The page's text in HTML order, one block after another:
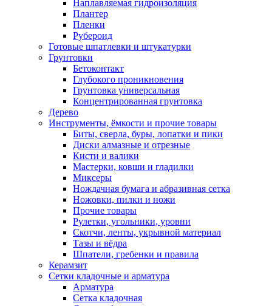
Наплавляемая гидроизоляция
Плантер
Пленки
Рубероид
Готовые шпатлевки и штукатурки
Грунтовки
Бетоконтакт
Глубокого проникновения
Грунтовка универсальная
Концентрированная грунтовка
Дерево
Инструменты, ёмкости и прочие товары
Биты, сверла, буры, лопатки и пики
Диски алмазные и отрезные
Кисти и валики
Мастерки, ковши и гладилки
Миксеры
Нождачная бумага и абразивная сетка
Ножовки, пилки и ножи
Прочие товары
Рулетки, угольники, уровни
Скотчи, ленты, укрывной материал
Тазы и вёдра
Шпатели, гребенки и правила
Керамзит
Сетки кладочные и арматура
Арматура
Сетка кладочная